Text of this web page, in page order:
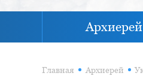
Архиерей
Главная Архиерей